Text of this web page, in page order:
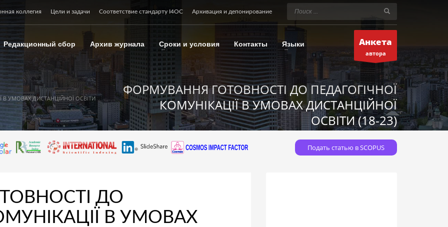
коллегия Цели и задачи Соответствие стандарту I4OC Архивация и депонирование
Редакционный сбор Архив журнала Сроки и условия Контакты Языки Анкета
автора
УМОВАХ ДИСТАНЦІЙНОЇ ОСВІТИ
ФОРМУВАННЯ ГОТОВНОСТІ ДО ПЕДАГОГІЧНОЇ
КОМУНІКАЦІЇ В УМОВАХ ДИСТАНЦІЙНОЇ
ОСВІТИ (18-23)
Подать статью в SCOPUS
ДО
В УМОВАХ